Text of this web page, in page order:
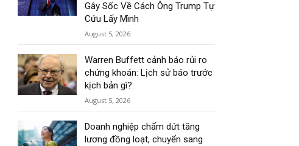
Gây Sốc Về Cách Ông Trump Tự
Cứu Lấy Mình
August 5, 2026
Warren Buffett cảnh báo rủi ro
chứng khoán: Lịch sử báo trước
kịch bản gì?
August 5, 2026
Doanh nghiệp chấm dứt tăng
lương đồng loạt, chuyển sang